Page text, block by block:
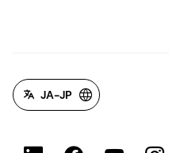
JA-JP